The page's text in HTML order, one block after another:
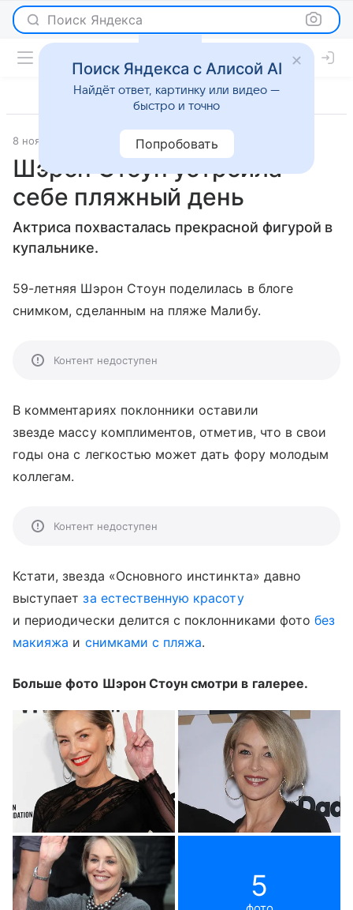
Поиск Яндекса
8 ноября 2017 Светская жизнь
Шэрон Стоун устроила
себе пляжный день
Актриса похвасталась прекрасной фигурой в
купальнике.
59-летняя Шэрон Стоун поделилась в блоге
снимком, сделанным на пляже Малибу.
Контент недоступен
В комментариях поклонники оставили
звезде массу комплиментов, отметив, что в свои
годы она с легкостью может дать фору молодым
коллегам.
Контент недоступен
Кстати, звезда «Основного инстинкта» давно
выступаетза естественную красоту
и периодически делится с поклонниками фотобез
макияжа и снимками с пляжа.
Больше фото Шэрон Стоун смотри в галерее.
5
Поиск Яндекса с Алисой AI
Найдёт ответ, картинку или видео —
быстро и точно
Попробовать